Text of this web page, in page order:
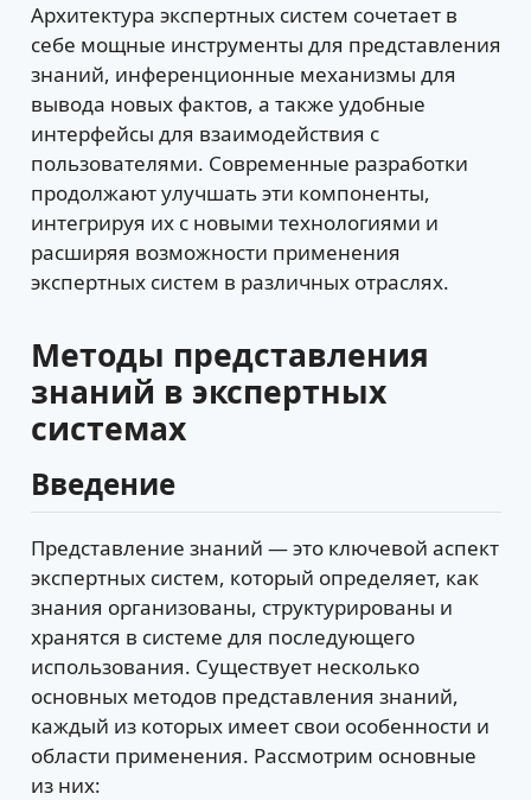
Архитектура экспертных систем сочетает в
себе мощные инструменты для представления
знаний, инференционные механизмы для
вывода новых фактов, а также удобные
интерфейсы для взаимодействия с
пользователями. Современные разработки
продолжают улучшать эти компоненты,
интегрируя их с новыми технологиями и
расширяя возможности применения
экспертных систем в различных отраслях.
Методы представления
знаний в экспертных
системах
Введение
Представление знаний — это ключевой аспект
экспертных систем, который определяет, как
знания организованы, структурированы и
хранятся в системе для последующего
использования. Существует несколько
основных методов представления знаний,
каждый из которых имеет свои особенности и
области применения. Рассмотрим основные
из них: